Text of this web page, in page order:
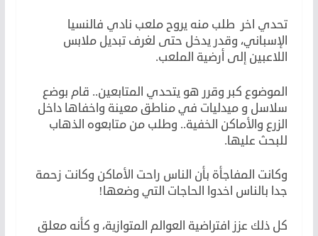
تحدي اخر طلب منه يروح ملعب نادي فالنسيا
الإسباني، وقدر يدخل حتى لغرف تبديل ملابس
اللاعبين إلى أرضية الملعب.
الموضوع كبر وقرر هو يتحدي المتابعين.. قام بوضع
سلاسل و ميدليات في مناطق معينة واخفاها داخل
الزرع والأماكن الخفية.. وطلب من متابعوه الذهاب
للبحث عليها.
وكانت المفاجأة بأن الناس راحت الأماكن وكانت زحمة
جدا بالناس اخدوا الحاجات التي وضعها!
كل ذلك عزز افتراضية العوالم المتوازية، و كأنه معلق